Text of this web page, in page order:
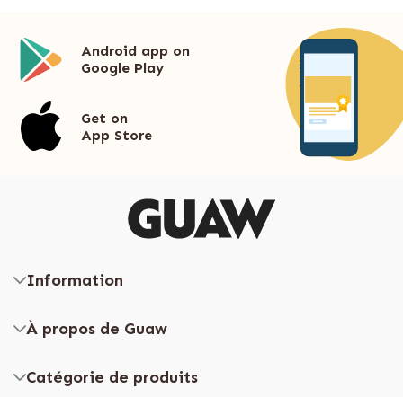
Android app on
Google Play
Get on
App Store
Information
À propos de Guaw
Catégorie de produits